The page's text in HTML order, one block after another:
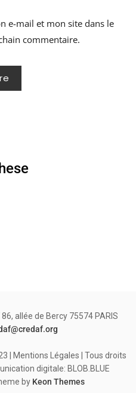
e-mail et mon site dans le
commentaire.
allée de Bercy 75574 PARIS
| Mentions Légales | Tous droits
digitale: BLOB.BLUE
by Keon Themes